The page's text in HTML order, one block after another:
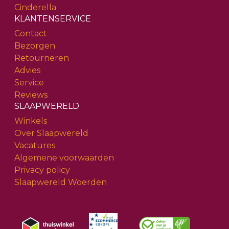
Cinderella
KLANTENSERVICE
Contact
Bezorgen
Retourneren
Advies
Service
Reviews
SLAAPWERELD
Winkels
Over Slaapwereld
Vacatures
Algemene voorwaarden
Privacy policy
Slaapwereld Woerden